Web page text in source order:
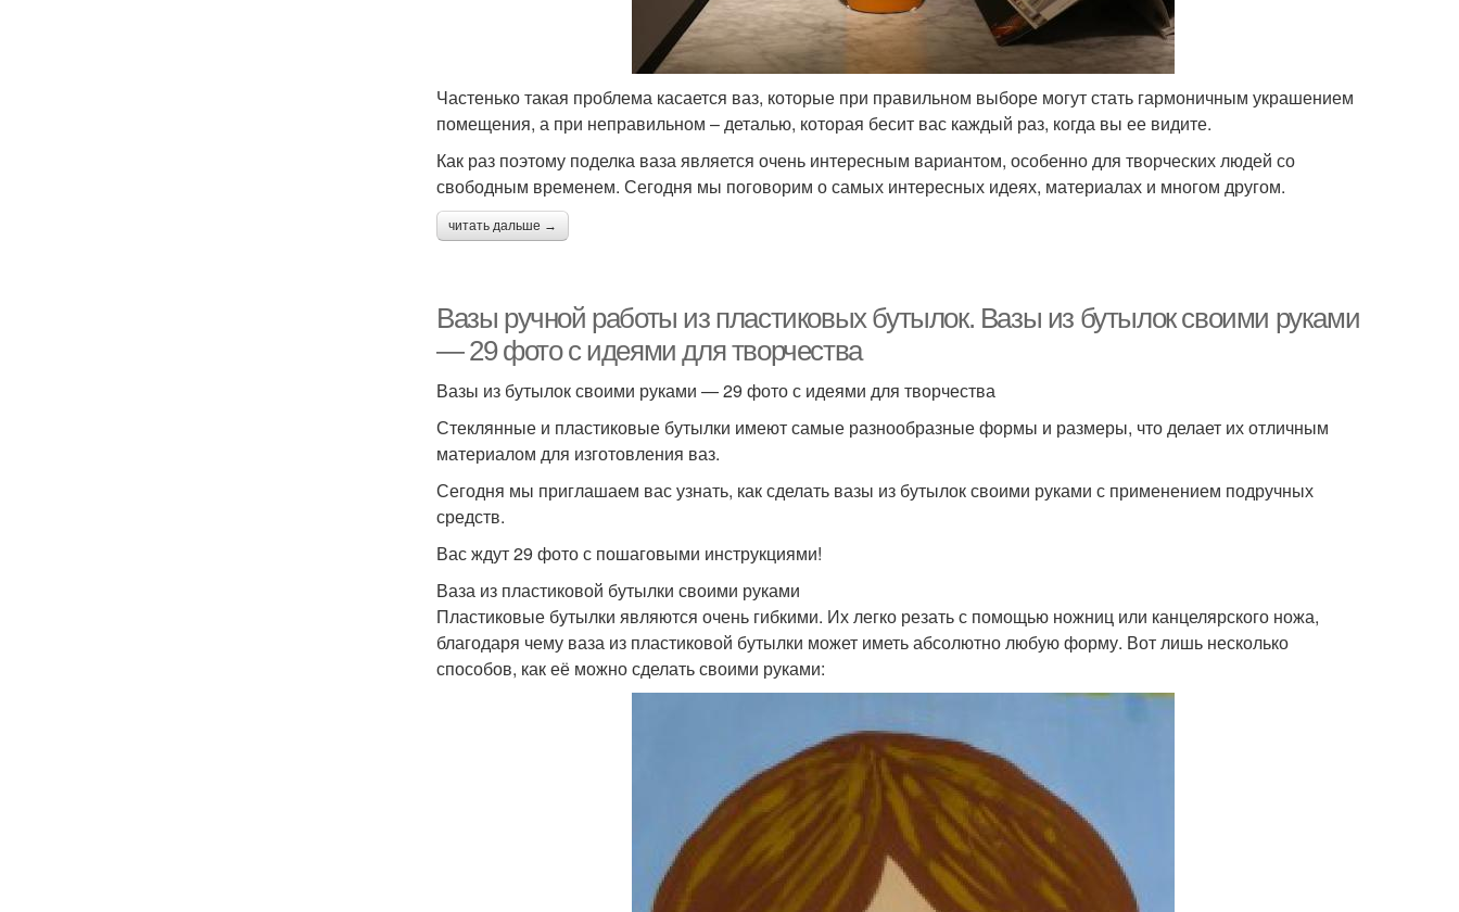
Частенько такая проблема касается ваз, которые при правильном выборе могут стать гармоничным украшением
помещения, а при неправильном – деталью, которая бесит вас каждый раз, когда вы ее видите.
Как раз поэтому поделка ваза является очень интересным вариантом, особенно для творческих людей со
свободным временем. Сегодня мы поговорим о самых интересных идеях, материалах и многом другом.
читать дальше →
Вазы ручной работы из пластиковых бутылок. Вазы из бутылок своими руками
— 29 фото с идеями для творчества
Вазы из бутылок своими руками — 29 фото с идеями для творчества
Стеклянные и пластиковые бутылки имеют самые разнообразные формы и размеры, что делает их отличным
материалом для изготовления ваз.
Сегодня мы приглашаем вас узнать, как сделать вазы из бутылок своими руками с применением подручных
средств.
Вас ждут 29 фото с пошаговыми инструкциями!
Ваза из пластиковой бутылки своими руками
Пластиковые бутылки являются очень гибкими. Их легко резать с помощью ножниц или канцелярского ножа,
благодаря чему ваза из пластиковой бутылки может иметь абсолютно любую форму. Вот лишь несколько
способов, как её можно сделать своими руками: